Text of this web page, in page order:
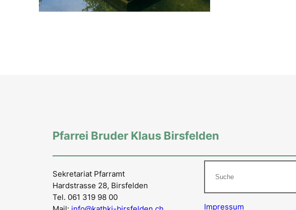
Pfarrei Bruder Klaus Birsfelden
Sekretariat Pfarramt
Hardstrasse 28, Birsfelden
Tel. 061 319 98 00
Impressum